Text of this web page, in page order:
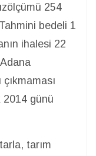
254
bedeli 1
ihalesi 22
2014 günü
tarım